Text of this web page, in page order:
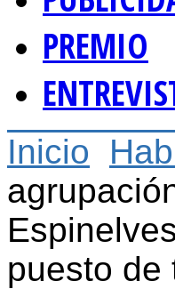
PREMIO
Inicio
puesto de